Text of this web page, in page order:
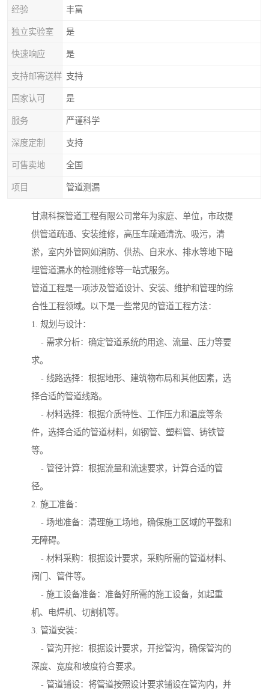
经验 丰富
独立实验室 是
快速响应 是
支持邮寄送样 支持
国家认可 是
服务 严谨科学
深度定制 支持
可售卖地 全国
项目 管道测漏
甘肃科探管道工程有限公司常年为家庭、单位，市政提
供管道疏通、安装维修，高压车疏通清洗、吸污，清
淤，室内外管网如消防、供热、自来水、排水等地下暗
埋管道漏水的检测维修等一站式服务。
管道工程是一项涉及管道设计、安装、维护和管理的综
合性工程领域。以下是一些常见的管道工程方法：
1. 规划与设计：
- 需求分析：确定管道系统的用途、流量、压力等要
求。
- 线路选择：根据地形、建筑物布局和其他因素，选
择合适的管道线路。
- 材料选择：根据介质特性、工作压力和温度等条
件，选择合适的管道材料，如钢管、塑料管、铸铁管
等。
- 管径计算：根据流量和流速要求，计算合适的管
径。
2. 施工准备：
- 场地准备：清理施工场地，确保施工区域的平整和
无障碍。
- 材料采购：根据设计要求，采购所需的管道材料、
阀门、管件等。
- 施工设备准备：准备好所需的施工设备，如起重
机、电焊机、切割机等。
3. 管道安装：
- 管沟开挖：根据设计要求，开挖管沟，确保管沟的
深度、宽度和坡度符合要求。
- 管道铺设：将管道按照设计要求铺设在管沟内，并